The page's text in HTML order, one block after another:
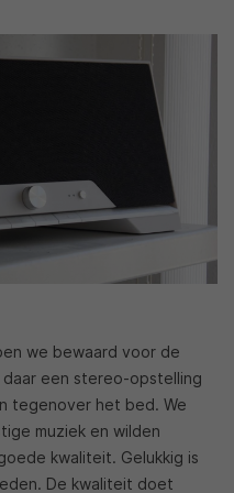
we bewaard voor de
daar een stereo-opstelling
tegenover het bed. We
muziek en wilden
kwaliteit. Gelukkig is
De kwaliteit doet